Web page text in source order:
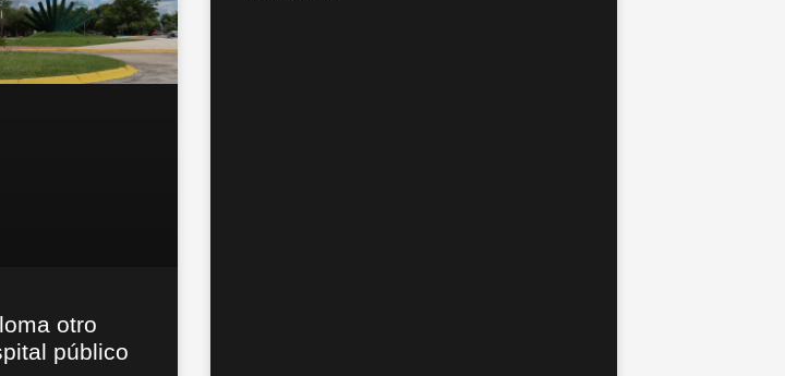
otro
público